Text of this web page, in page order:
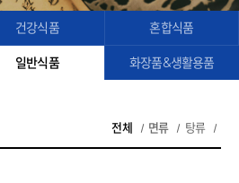
건강식품 혼합식품
일반식품 화장품&생활용품
전체 면류 탕류